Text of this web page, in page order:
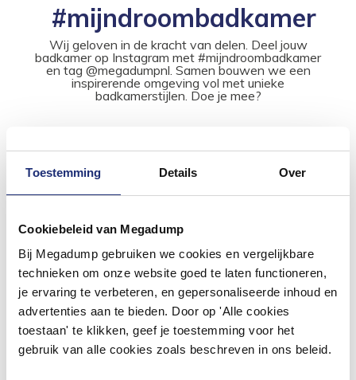
Toestemming Details Over
Cookiebeleid van Megadump
Bij Megadump gebruiken we cookies en vergelijkbare
technieken om onze website goed te laten functioneren,
je ervaring te verbeteren, en gepersonaliseerde inhoud en
advertenties aan te bieden. Door op 'Alle cookies
toestaan' te klikken, geef je toestemming voor het
gebruik van alle cookies zoals beschreven in ons beleid.
#mijndroombadkamer
Wij geloven in de kracht van delen. Deel jouw
badkamer op Instagram met #mijndroombadkamer
en tag @megadumpnl. Samen bouwen we een
inspirerende omgeving vol met unieke
badkamerstijlen. Doe je mee?